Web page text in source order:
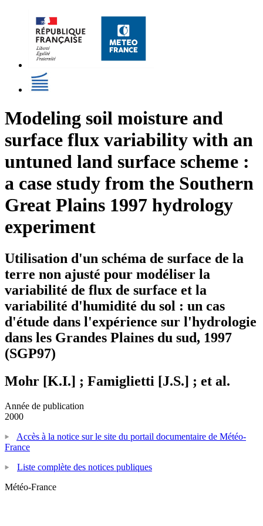
Modeling soil moisture and
surface flux variability with an
untuned land surface scheme :
a case study from the Southern
Great Plains 1997 hydrology
experiment
Utilisation d'un schéma de surface de la
terre non ajusté pour modéliser la
variabilité de flux de surface et la
variabilité d'humidité du sol : un cas
d'étude dans l'expérience sur l'hydrologie
dans les Grandes Plaines du sud, 1997
(SGP97)
Mohr [K.I.] ; Famiglietti [J.S.] ; et al.
Année de publication
2000
Accès à la notice sur le site du portail documentaire de Météo-
France
Liste complète des notices publiques
Météo-France